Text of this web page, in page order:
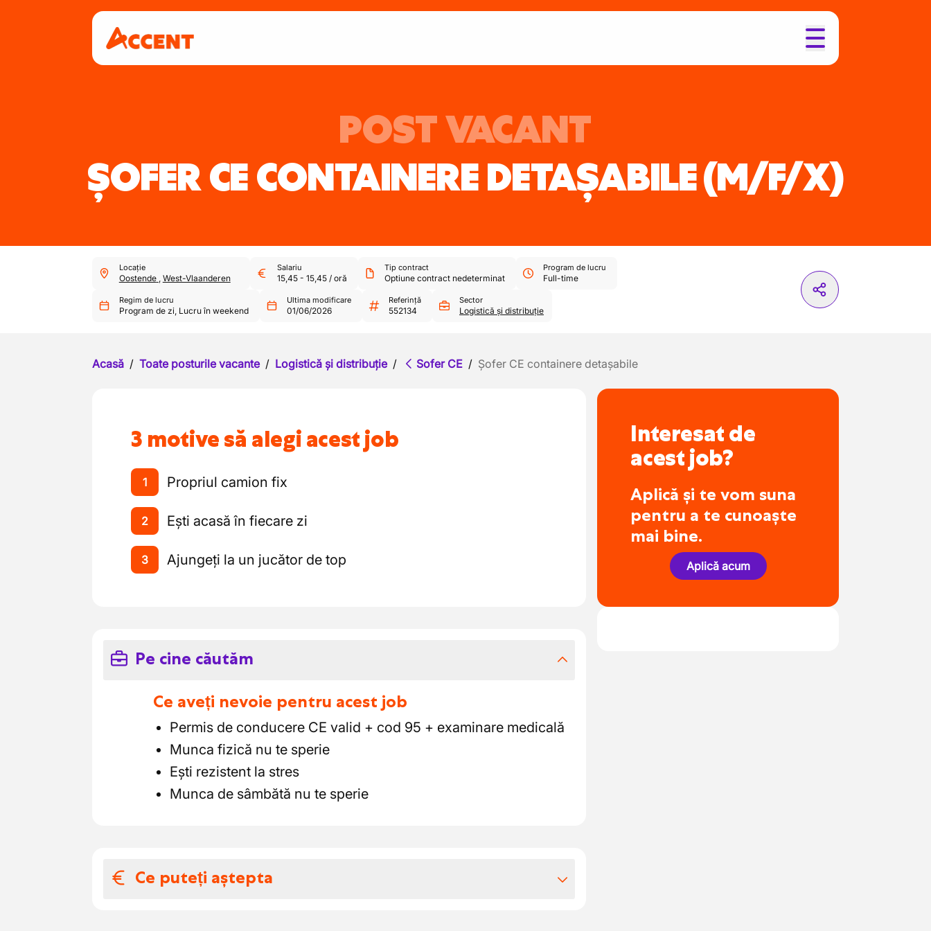
POST VACANT
ȘOFER CE CONTAINERE DETAȘABILE(M/F/X)
Locație
Oostende , West-Vlaanderen
Salariu
15,45- 15,45/ oră
Tip contract
Optiune contract nedeterminat
Program de lucru
Full-time
Regim de lucru
Program de zi, Lucru în weekend
Ultima modificare
01/06/2026
Referință
552134
Sector
Logistică și distribuție
Acasă / Toate posturile vacante / Logistică și distribuție / Sofer CE / Șofer CE containere detașabile
3 motive să alegi acest job
1 Propriul camion fix
2 Ești acasă în fiecare zi
3 Ajungeți la un jucător de top
Pe cine căutăm
Ce aveți nevoie pentru acest job
Permis de conducere CE valid + cod 95 + examinare medicală
Munca fizică nu te sperie
Ești rezistent la stres
Munca de sâmbătă nu te sperie
Ce puteți aștepta
Interesat de
acest job?
Aplică și te vom suna
pentru a te cunoaște
mai bine.
Aplică acum